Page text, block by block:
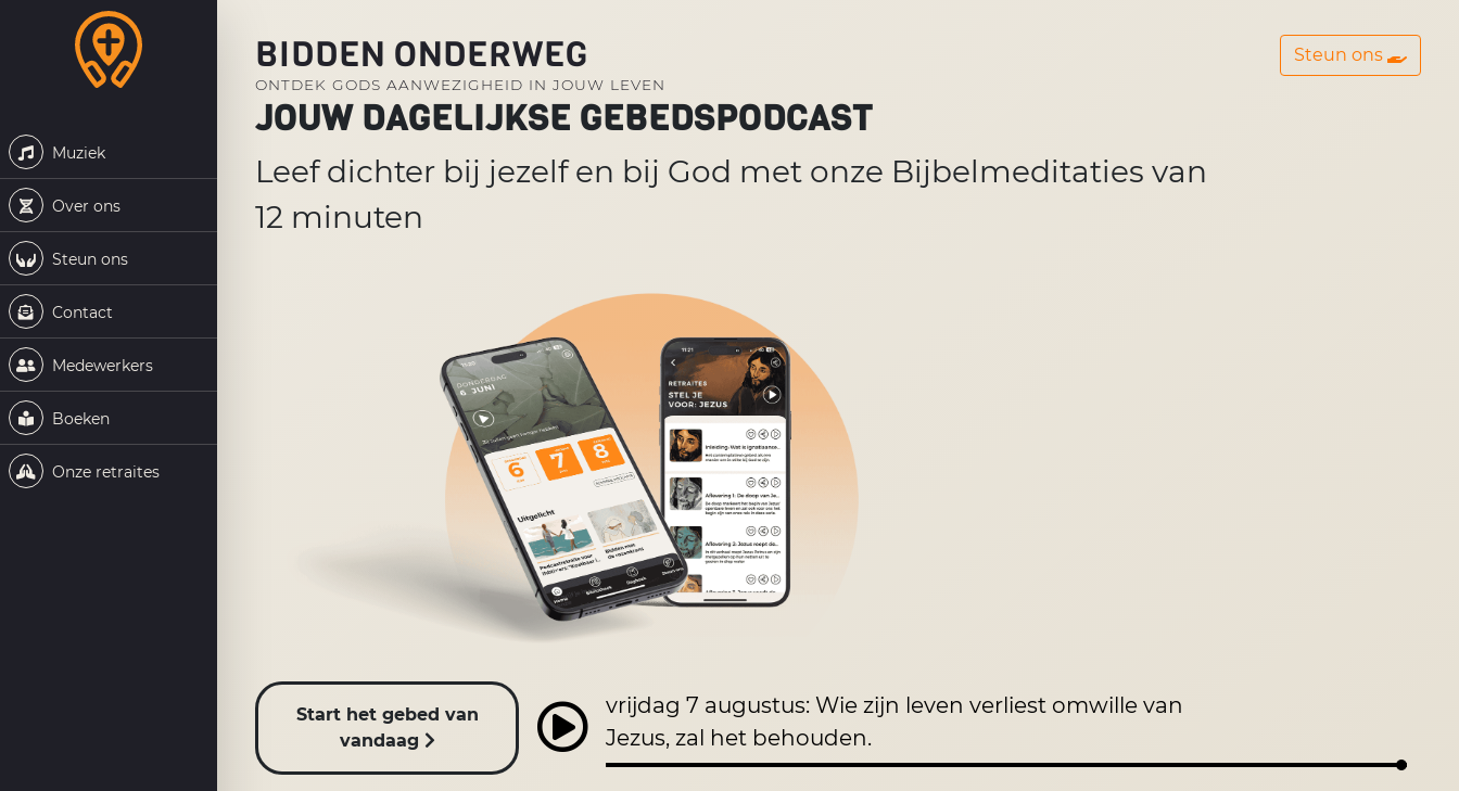
Muziek
Over ons
Steun ons
Contact
Medewerkers
Boeken
Onze retraites
BIDDEN ONDERWEG
ONTDEK GODS AANWEZIGHEID IN JOUW LEVEN
Steun ons
JOUW DAGELIJKSE GEBEDSPODCAST
Leef dichter bij jezelf en bij God met onze Bijbelmeditaties van
12 minuten
Start het gebed van
vandaag
vrijdag 7 augustus: Wie zijn leven verliest omwille van
Jezus, zal het behouden.